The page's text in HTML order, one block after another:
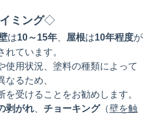
ミング◇
は10～15年 屋根は10年程度が
れています。
使用状況、塗料の種類によって
なるため、
受けることをお勧めします。
剥がれ チョーキング（壁を触